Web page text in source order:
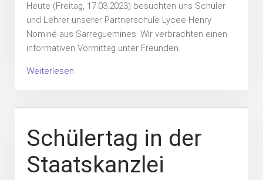
Heute (Freitag, 17.03.2023) besuchten uns Schüler
und Lehrer unserer Partnerschule Lycee Henry
Nominé aus Sarreguemines. Wir verbrachten einen
informativen Vormittag unter Freunden.
Weiterlesen
Schülertag in der
Staatskanzlei